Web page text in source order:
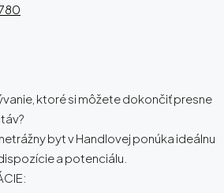
ktoré si môžete dokončiť presne
byt v Handlovej ponúka ideálnu
a potenciálu.